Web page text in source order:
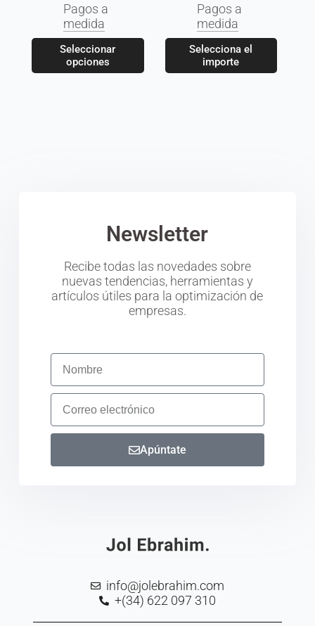
Pagos a
medida
Seleccionar
opciones
Pagos a
medida
Selecciona el
importe
Newsletter
Recibe todas las novedades sobre
nuevas tendencias, herramientas y
artículos útiles para la optimización de
empresas.
Apúntate
info@jolebrahim.com
+(34) 622 097 310